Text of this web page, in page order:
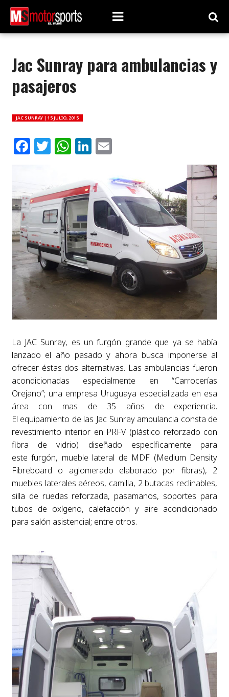
Jac Sunray para ambulancias y
pasajeros
JAC SUNRAY | 15 JULIO, 2015
Facebook
Twitter
WhatsApp
LinkedIn
Email
La JAC Sunray, es un furgón grande que ya se había
lanzado el año pasado y ahora busca imponerse al
ofrecer éstas dos alternativas. Las ambulancias fueron
acondicionadas especialmente en “Carrocerías
Orejano”; una empresa Uruguaya especializada en esa
área con mas de 35 años de experiencia.
El equipamiento de las Jac Sunray ambulancia consta de
revestimiento interior en PRFV (plástico reforzado con
fibra de vidrio) diseñado específicamente para
este furgón, mueble lateral de MDF (Medium Density
Fibreboard o aglomerado elaborado por fibras), 2
muebles laterales aéreos, camilla, 2 butacas reclinables,
silla de ruedas reforzada, pasamanos, soportes para
tubos de oxígeno, calefacción y aire acondicionado
para salón asistencial; entre otros.